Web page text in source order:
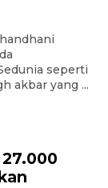
seperti
akbar yang ...